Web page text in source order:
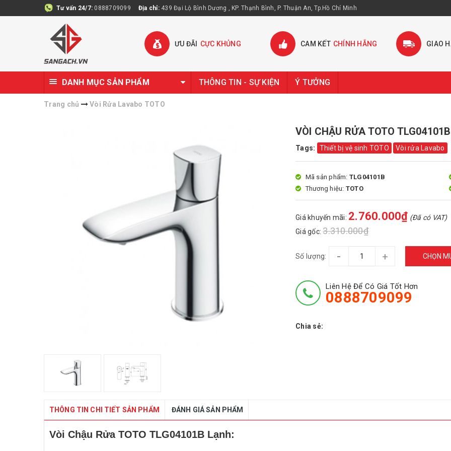
Tư vấn 24/7: 0888709099 Địa chỉ: 439 Đại Lộ Bình Dương , KP. Thạnh Bình, P. Thuận An, Tp.Hồ Chí Minh
ƯU ĐÃI CỰC KHỦNG CAM KẾT CHÍNH HÃNG GIAO
DANH MỤC SẢN PHẨM THÔNG TIN - SỰ KIỆN Ý TƯỞNG
Trang chủ Vòi Rửa Lavabo TOTO
VÒI CHẬU RỬA TOTO
Tags: Thiết bị vệ sinh TOTO Vòi rửa Lavabo
Mã sản phẩm: TLG04101B
Thương hiệu: TOTO
Giá khuyến mãi: 2.760.000₫ (Đã có VAT)
Giá gốc:3.310.000₫
Số lượng: - + CHỌN
Liên Hệ Để Có Giá Tốt Hơn
0888709099
Chia sẻ:
THÔNG TIN CHI TIẾT SẢN PHẨM ĐÁNH GIÁ SẢN PHẨM
Vòi Chậu Rửa TOTO TLG04101B Lạnh: